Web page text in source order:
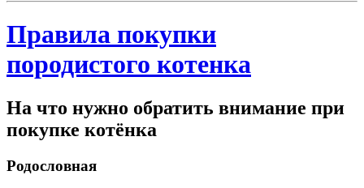
Правила покупки
породистого котенка
На что нужно обратить внимание при
покупке котёнка
Родословная